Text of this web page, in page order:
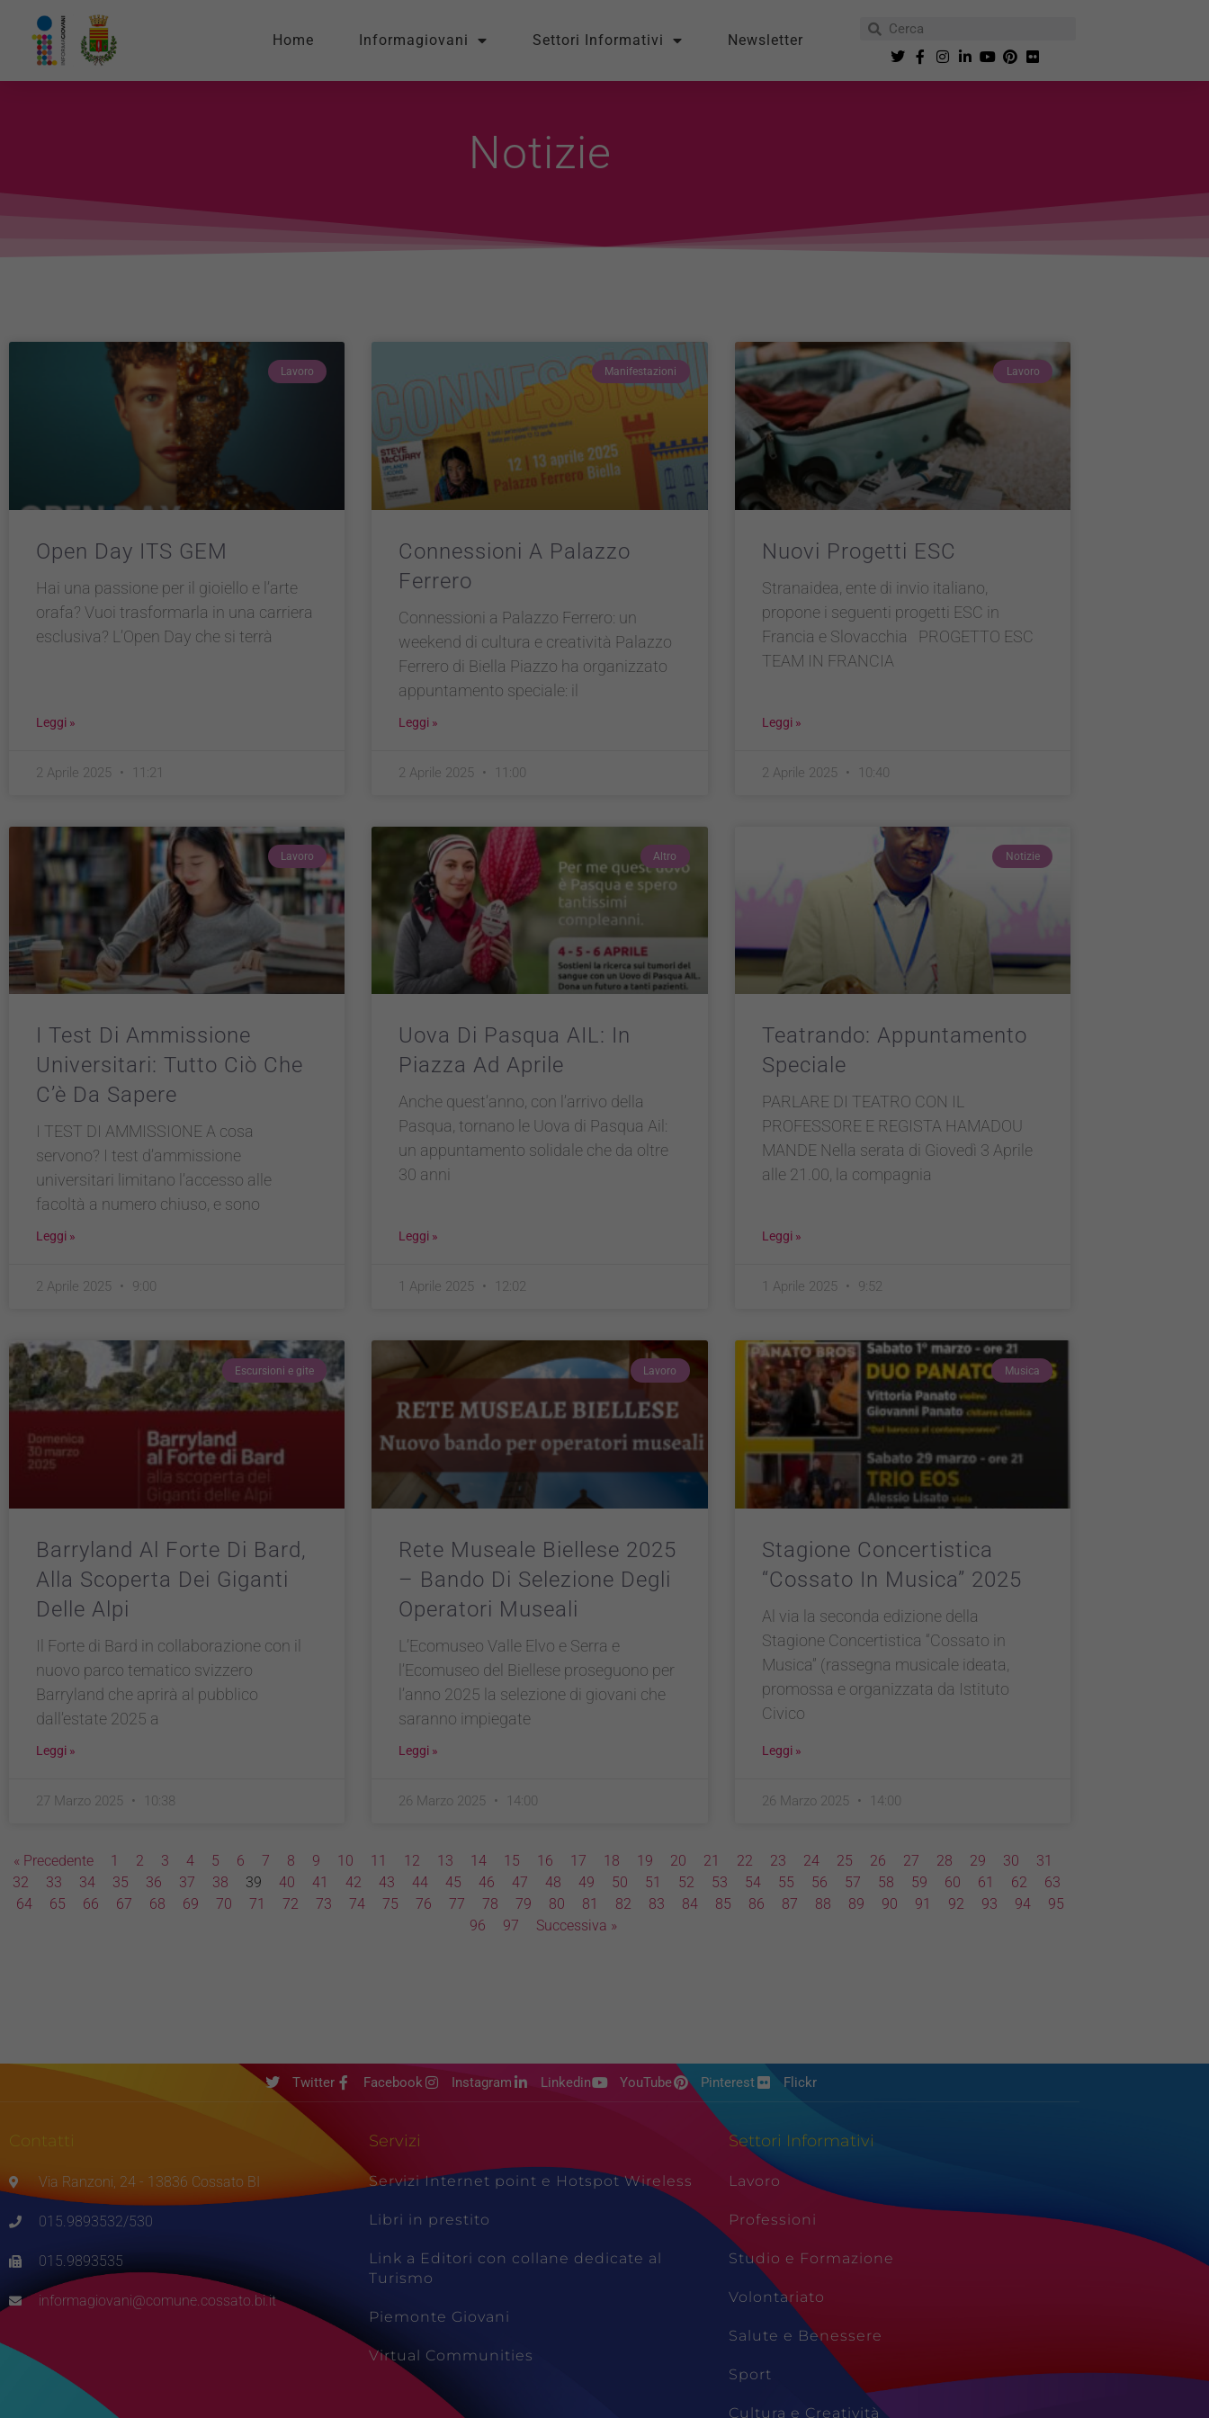
Home Informagiovani Settori Informativi Newsletter
Notizie
Lavoro
Open Day ITS GEM
Hai una passione per il gioiello e l’arte
orafa? Vuoi trasformarla in una carriera
esclusiva? L’Open Day che si terrà
Leggi »
2 Aprile 2025 11:21
Manifestazioni
Connessioni A Palazzo
Ferrero
Connessioni a Palazzo Ferrero: un
weekend di cultura e creatività Palazzo
Ferrero di Biella Piazzo ha organizzato
appuntamento speciale: il
Leggi »
2 Aprile 2025 11:00
Lavoro
Nuovi Progetti ESC
Stranaidea, ente di invio italiano,
propone i seguenti progetti ESC in
Francia e Slovacchia PROGETTO ESC
TEAM IN FRANCIA
Leggi »
2 Aprile 2025 10:40
Lavoro
I Test Di Ammissione
Universitari: Tutto Ciò Che
C’è Da Sapere
I TEST DI AMMISSIONE A cosa
servono? I test d’ammissione
universitari limitano l’accesso alle
facoltà a numero chiuso, e sono
Leggi »
2 Aprile 2025 9:00
Altro
Uova Di Pasqua AIL: In
Piazza Ad Aprile
Anche quest’anno, con l’arrivo della
Pasqua, tornano le Uova di Pasqua Ail:
un appuntamento solidale che da oltre
30 anni
Leggi »
1 Aprile 2025 12:02
Notizie
Teatrando: Appuntamento
Speciale
PARLARE DI TEATRO CON IL
PROFESSORE E REGISTA HAMADOU
MANDE Nella serata di Giovedì 3 Aprile
alle 21.00, la compagnia
Leggi »
1 Aprile 2025 9:52
Escursioni e gite
Barryland Al Forte Di Bard,
Alla Scoperta Dei Giganti
Delle Alpi
Il Forte di Bard in collaborazione con il
nuovo parco tematico svizzero
Barryland che aprirà al pubblico
dall’estate 2025 a
Leggi »
27 Marzo 2025 10:38
Lavoro
Rete Museale Biellese 2025
– Bando Di Selezione Degli
Operatori Museali
L’Ecomuseo Valle Elvo e Serra e
l’Ecomuseo del Biellese proseguono per
l’anno 2025 la selezione di giovani che
saranno impiegate
Leggi »
26 Marzo 2025 14:00
Musica
Stagione Concertistica
“Cossato In Musica” 2025
Al via la seconda edizione della
Stagione Concertistica “Cossato in
Musica” (rassegna musicale ideata,
promossa e organizzata da Istituto
Civico
Leggi »
26 Marzo 2025 14:00
« Precedente 1 2 3 4 5 6 7 8 9 10 11 12 13 14 15 16 17 18 19 20 21 22 23 24 25 26 27 28 29 30
31
32
33 34 35 36 37 38 39 40 41 42 43 44 45 46 47 48 49 50 51 52 53 54 55 56 57 58 59 60 61 62
63
64
65 66 67 68 69 70 71 72 73 74 75 76 77 78 79 80 81 82 83 84 85 86 87 88 89 90 91 92 93 94
95
96
97 Successiva »
Twitter Facebook Instagram Linkedin YouTube Pinterest Flickr
Contatti
Via Ranzoni, 24 - 13836 Cossato BI
015.9893532/530
015.9893535
informagiovani@comune.cossato.bi.it
Servizi
Servizi Internet point e Hotspot Wireless
Libri in prestito
Link a Editori con collane dedicate al
Turismo
Piemonte Giovani
Virtual Communities
Settori Informativi
Lavoro
Professioni
Studio e Formazione
Volontariato
Salute e Benessere
Sport
Cultura e Creatività